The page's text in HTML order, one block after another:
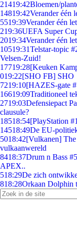
21419:42Bloemen/
14819:42Verander één
5519:39Verander één
219:36UEFA Super
2019:34Verander één
10519:31Telstar-topic
Velsen-Zuid!
17719:28[Keuken
019:22[SHO FB] SHO
7219:10[HAZES-gate
16619:09Traditioneel
2719:03Defensiepact
clausule?
18518:54[PlayStation
14518:49De EU-
5018:42[Vulkanen]
vulkaanwereld
8418:37Drum n Bass
APEX..
518:29De zich
818:28Orkaan Dolphin